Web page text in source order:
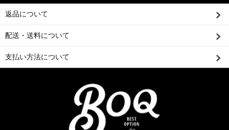
返品について
配送・送料について
支払い方法について